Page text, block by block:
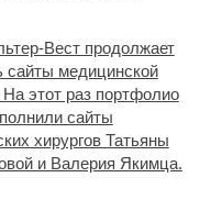
Вест продолжает
сайты медицинской
На этот раз портфолио
сайты
хирургов Татьяны
и Валерия Якимца.